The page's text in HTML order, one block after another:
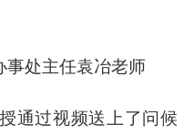
事处主任袁冶老师
通过视频送上了问候